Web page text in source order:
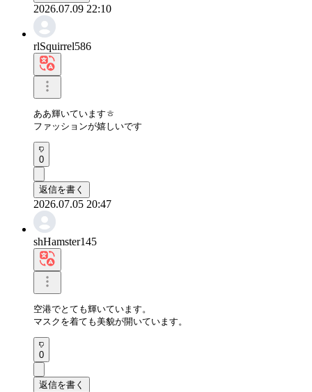
2026.07.09 22:10
rlSquirrel586
ああ輝いていますㅎ
ファッションが嬉しいです
0
返信を書く
2026.07.05 20:47
shHamster145
空港でとても輝いています。
マスクを着ても美貌が開いています。
0
返信を書く